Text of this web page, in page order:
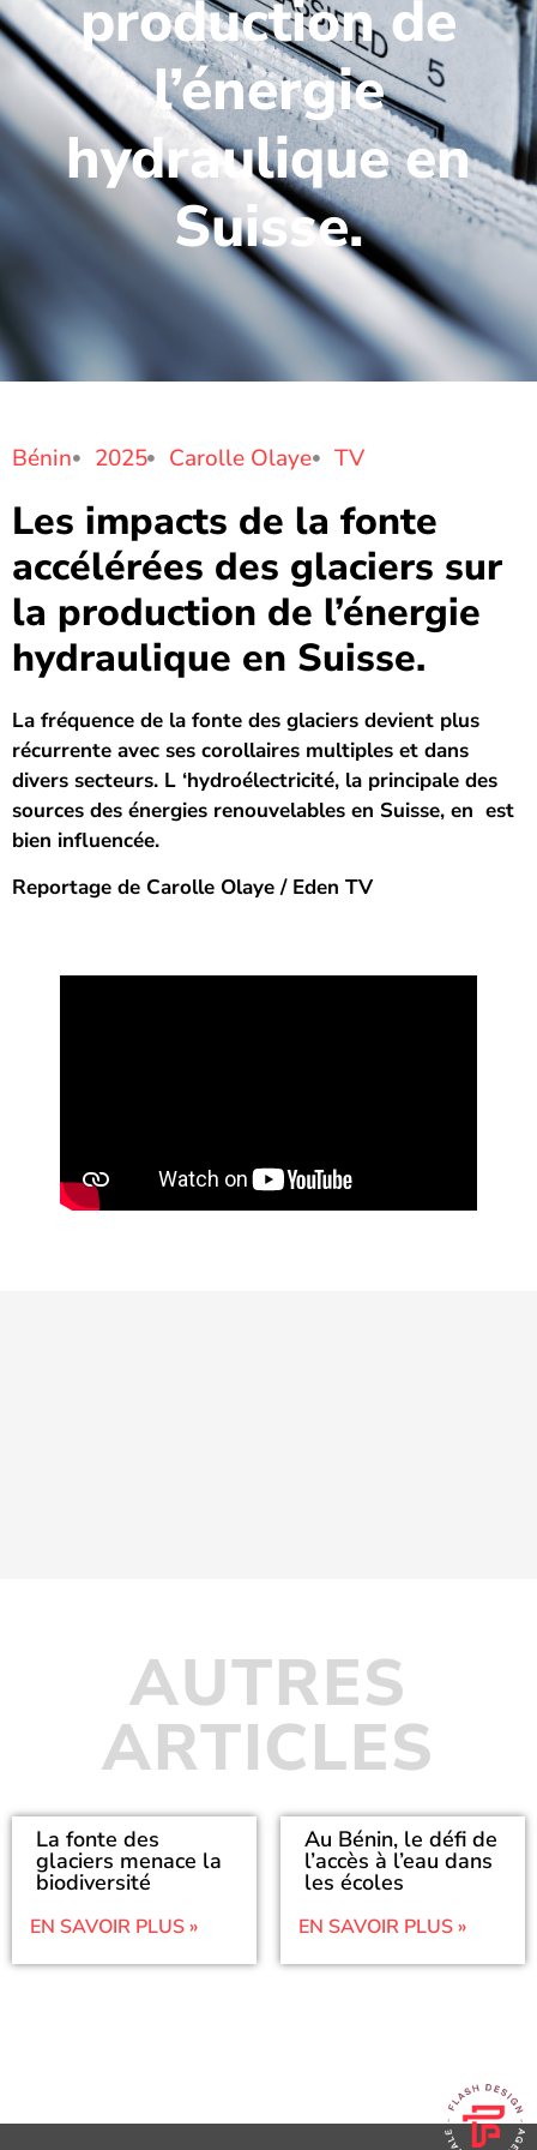
production de
l’énergie
hydraulique en
Suisse.
Bénin 2025 Carolle Olaye TV
Les impacts de la fonte
accélérées des glaciers sur
la production de l’énergie
hydraulique en Suisse.
La fréquence de la fonte des glaciers devient plus
récurrente avec ses corollaires multiples et dans
divers secteurs. L ‘hydroélectricité, la principale des
sources des énergies renouvelables en Suisse, en est
bien influencée.
Reportage de Carolle Olaye / Eden TV
AUTRES
ARTICLES
La fonte des
glaciers menace la
biodiversité
EN SAVOIR PLUS »
Au Bénin, le défi de
l’accès à l’eau dans
les écoles
EN SAVOIR PLUS »